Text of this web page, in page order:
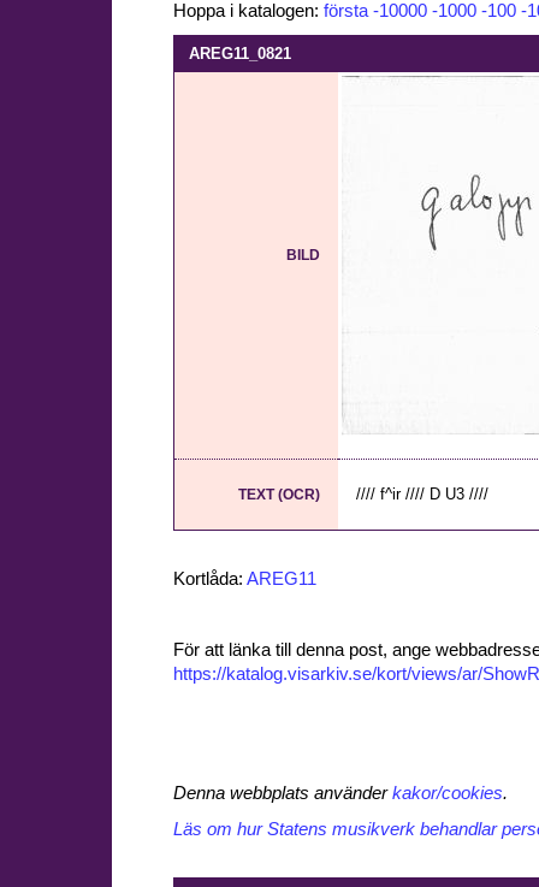
Hoppa i katalogen: första -10000 -1000 -100 -
AREG11_0821
BILD
TEXT (OCR) //// f^ir //// D U3 ////
Kortlåda: AREG11
För att länka till denna post, ange
https://katalog.visarkiv.se/kort/views/ar/
Denna webbplats använderkakor/cookies.
Läs om hur Statens musikverk behandlar